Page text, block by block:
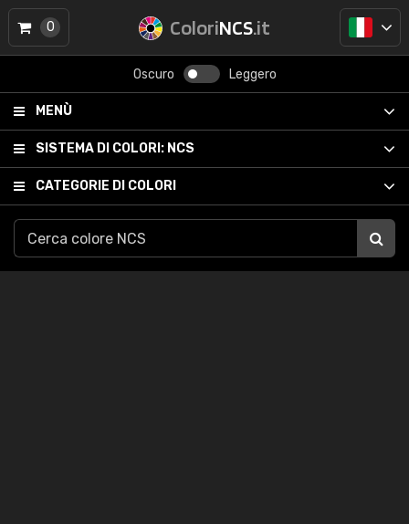
ColoriNCS.it
Oscuro Leggero
MENÙ
SISTEMA DI COLORI: NCS
CATEGORIE DI COLORI
0